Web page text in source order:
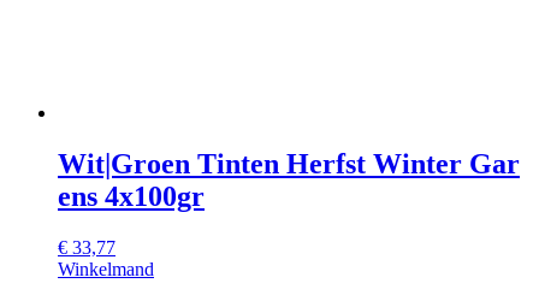
Wit|Groen Tinten Herfst Winter Gar
ens 4x100gr
€ 33,77
Winkelmand